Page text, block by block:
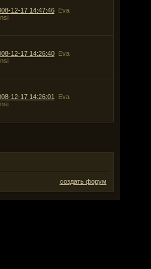
12-17 14:47:46
Eva
12-17 14:26:40
Eva
12-17 14:26:01
Eva
создать форум